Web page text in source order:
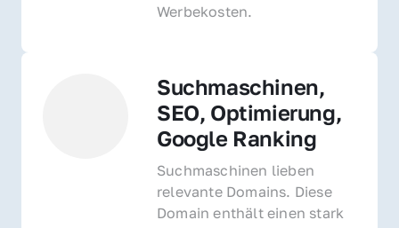
Werbekosten.
Suchmaschinen,
SEO, Optimierung,
Google Ranking
Suchmaschinen lieben
relevante Domains. Diese
Domain enthält einen stark